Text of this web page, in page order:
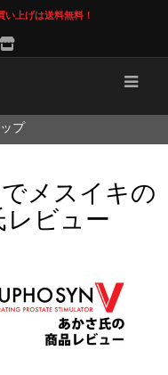
い上げは送料無料！
プ
メスイキの
レビュー